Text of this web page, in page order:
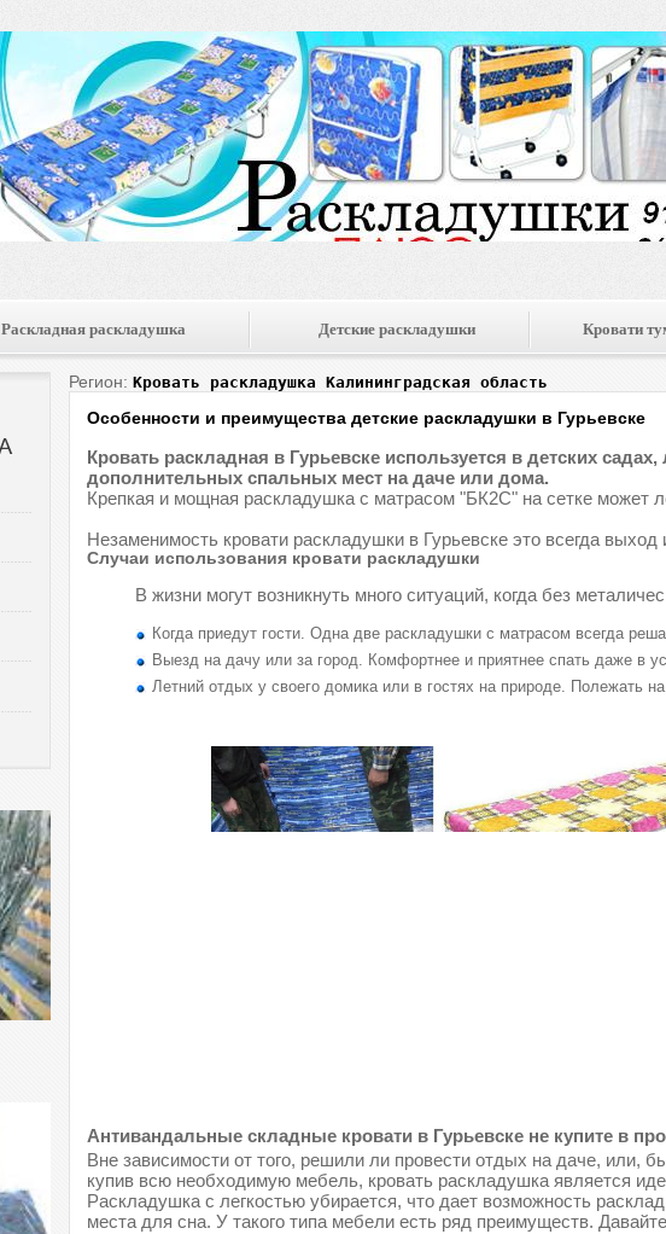
Раскладная раскладушка Детские раскладушки Кровати
Регион: Кровать раскладушка Калининградская область
Особенности и преимущества детские раскладушки в Гурьевске
Кровать раскладная в Гурьевске используется в детских
дополнительных спальных мест на даче или дома.
Крепкая и мощная раскладушка с матрасом "БК2С" на сетке может
Незаменимость кровати раскладушки в Гурьевске это всегда выход
Случаи использования кровати раскладушки
В жизни могут возникнуть много ситуаций, когда без
Когда приедут гости. Одна две раскладушки с матрасом всегда
Выезд на дачу или за город. Комфортнее и приятнее спать даже в
Летний отдых у своего домика или в гостях на природе. Полежать
Антивандальные складные кровати в Гурьевске не купите в
Вне зависимости от того, решили ли провести отдых на даче, или,
купив всю необходимую мебель, кровать раскладушка является
Раскладушка с легкостью убирается, что дает возможность
места для сна. У такого типа мебели есть ряд преимуществ.